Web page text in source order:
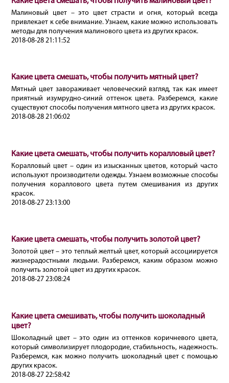
Малиновый цвет – это цвет страсти и огня, который всегда
привлекает к себе внимание. Узнаем, какие можно использовать
методы для получения малинового цвета из других красок.
2018-08-28 21:11:52
Какие цвета смешать, чтобы получить мятный цвет?
Мятный цвет завораживает человеческий взгляд, так как имеет
приятный изумрудно-синий оттенок цвета. Разберемся, какие
существуют способы получения мятного цвета из других красок.
2018-08-28 21:06:02
Какие цвета смешать, чтобы получить коралловый цвет?
Коралловый цвет – один из изысканных цветов, который часто
используют производители одежды. Узнаем возможные способы
получения кораллового цвета путем смешивания из других
красок.
2018-08-27 23:13:00
Какие цвета смешать, чтобы получить золотой цвет?
Золотой цвет – это теплый желтый цвет, который ассоциируется
жизнерадостными людьми. Разберемся, каким образом можно
получить золотой цвет из других красок.
2018-08-27 23:08:24
Какие цвета смешивать, чтобы получить шоколадный
цвет?
Шоколадный цвет – это один из оттенков коричневого цвета,
который символизирует плодородие, стабильность, надежность.
Разберемся, как можно получить шоколадный цвет с помощью
других красок.
2018-08-27 22:58:42